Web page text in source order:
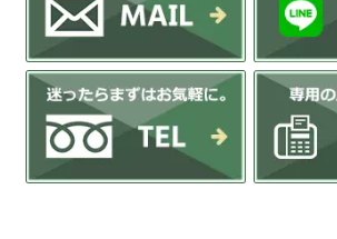
かんたんLINE相談
お申込みフォーム